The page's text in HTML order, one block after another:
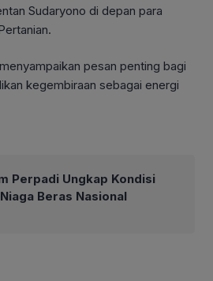
Sudaryono di depan para
pesan penting bagi
kegembiraan sebagai energi
Perpadi Ungkap Kondisi
Beras Nasional